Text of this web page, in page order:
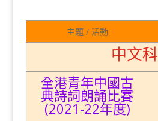
主題 / 活動
中文科
全港青年中國古
典詩詞朗誦比賽
(2021-22年度)